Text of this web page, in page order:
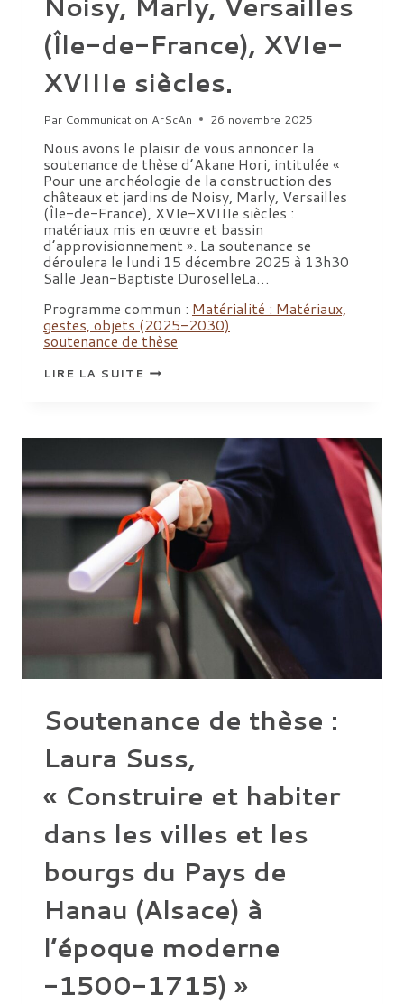
(Île-de-France), XVIe-
XVIIIe siècles.
Par Communication ArScAn 26 novembre 2025
Nous avons le plaisir de vous annoncer la
soutenance de thèse d’Akane Hori, intitulée «
Pour une archéologie de la construction des
châteaux et jardins de Noisy, Marly, Versailles
(Île-de-France), XVIe-XVIIIe siècles :
matériaux mis en œuvre et bassin
d’approvisionnement ». La soutenance se
déroulera le lundi 15 décembre 2025 à 13h30
Salle Jean-Baptiste DuroselleLa…
Programme commun : Matérialité : Matériaux,
gestes, objets (2025-2030)
soutenance de thèse
LIRE LA SUITESOUTENANCE
DE
ARCHÉOLOGIE
DE
LA
CONSTRUCTION
DES
CHÂTEAUX
ET
JARDINS
DE
NOISY,
MARLY,
VERSAILLES
(ÎLE-
DE-
FRANCE),
XVIE-
XVIIIE
SIÈCLES.
Soutenance de thèse :
Laura Suss,
« Construire et habiter
dans les villes et les
bourgs du Pays de
Hanau (Alsace) à
l’époque moderne
-1500-1715) »